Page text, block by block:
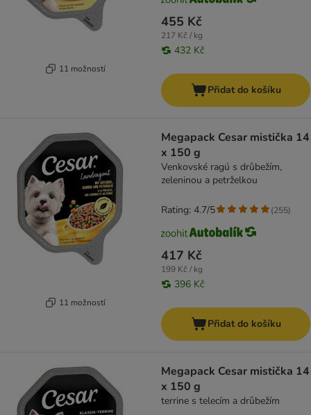
11 možností
455 Kč
217 Kč / kg
432 Kč
Přidat do košíku
11 možností
Megapack Cesar mistička 14
x 150 g
Venkovské ragú s drůbežím,
zeleninou a petrželkou
417 Kč
199 Kč / kg
396 Kč
Rating: 4.7/5 (255)
Přidat do košíku
Megapack Cesar mistička 14
x 150 g
terrine s telecím a drůbežím